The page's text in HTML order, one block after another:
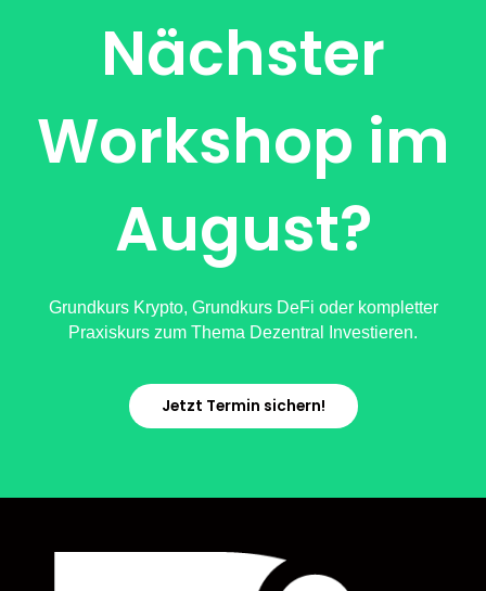
Nächster
Workshop im
August?
Grundkurs Krypto, Grundkurs DeFi oder kompletter
Praxiskurs zum Thema Dezentral Investieren.
Jetzt Termin sichern!